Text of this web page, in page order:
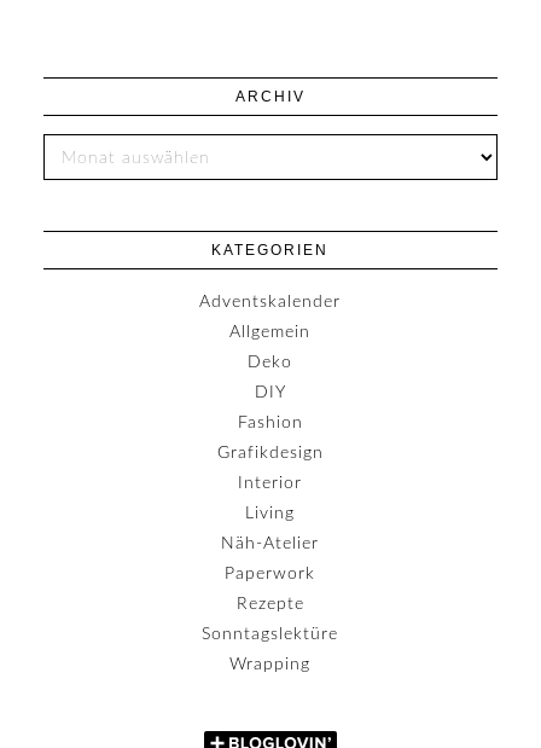
ARCHIV
KATEGORIEN
Adventskalender
Allgemein
Deko
DIY
Fashion
Grafikdesign
Interior
Living
Näh-Atelier
Paperwork
Rezepte
Sonntagslektüre
Wrapping